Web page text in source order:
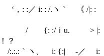
: :／ i: : /.ヽ｀ゞ《 /|: :
ゝ/ {: :/ｉu. > |:
？
｀ヽ、 i: {:| -／ i: